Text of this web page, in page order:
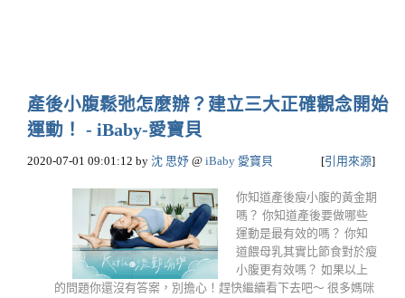
產後小腹鬆弛怎麼辦？建立三大正確觀念開始
運動！ - iBaby-愛寶貝
2020-07-01 09:01:12 by 沈 思妤 @ iBaby 愛寶貝 [引用來源]
你知道產後瘦小腹的黃金期
嗎？ 你知道產後要做哪些
運動是最有效的嗎？ 你知
道餵母乳其實比節食對於瘦
小腹更有效嗎？ 如果以上
的問題你還沒有答案，別擔心！趕快繼續看下去吧～ 很多媽咪